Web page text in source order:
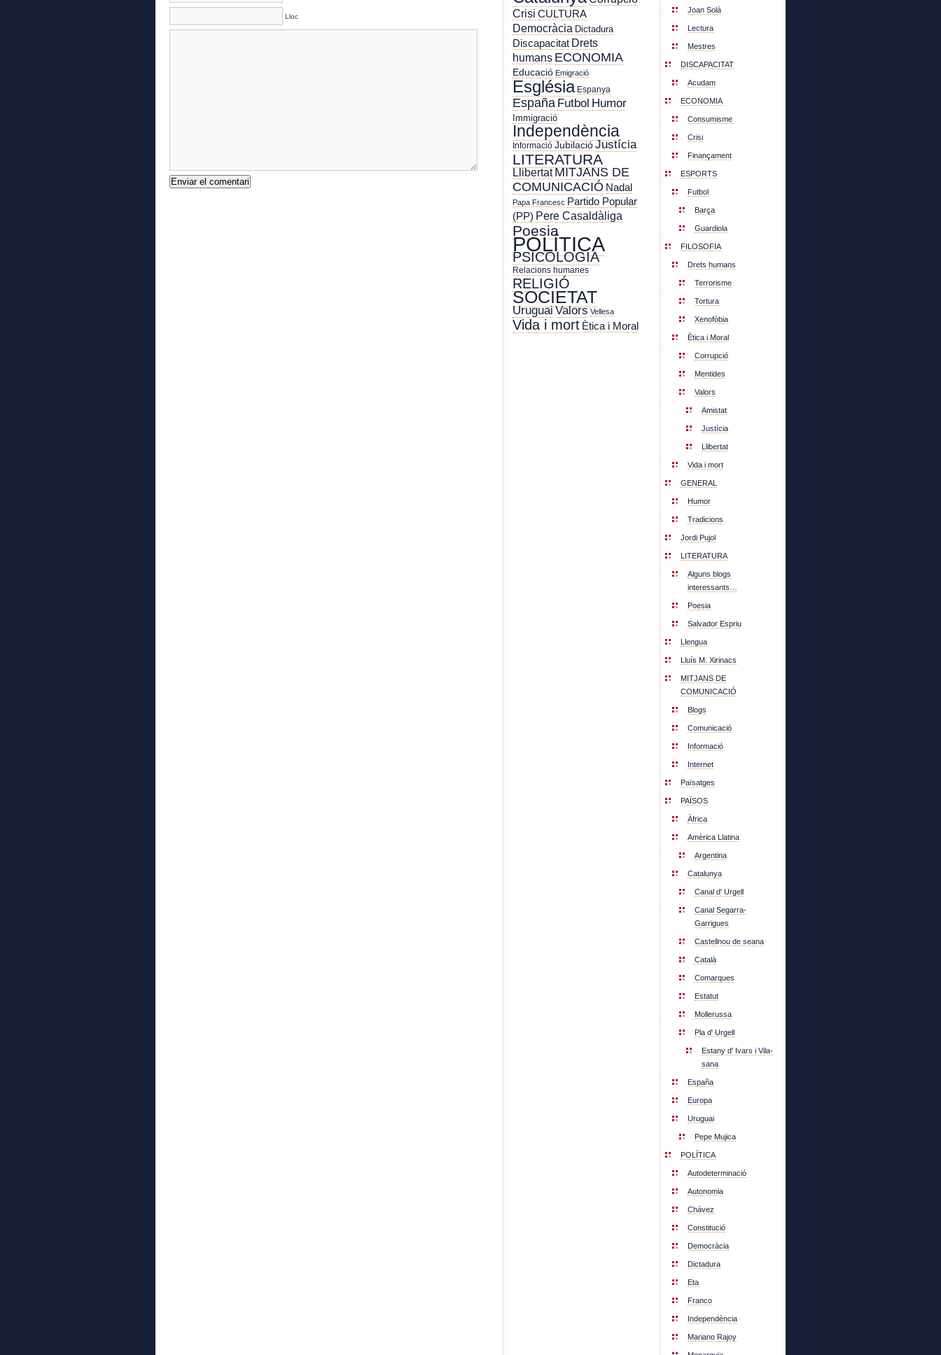
Lloc
Crisi CULTURA
Democràcia Dictadura
Discapacitat Drets
humans ECONOMIA
Educació Emigració
Església Espanya
España Futbol Humor
Immigració
Independència
Informació JubilacióJustícia
LITERATURA
LlibertatMITJANS DE
COMUNICACIÓ Nadal
Papa Francesc Partido Popular
(PP) Pere Casaldàliga
Poesia
POLÍTICA
PSICOLOGIA
Relacions humanes
RELIGIÓ
SOCIETAT
Uruguai Valors Vellesa
Vida i mort Ètica i Moral
Joan Solà
Lectura
Mestres
DISCAPACITAT
Acudam
ECONOMIA
Consumisme
Crisi
Finançament
ESPORTS
Futbol
Barça
Guardiola
FILOSOFIA
Drets humans
Terrorisme
Tortura
Xenofòbia
Ètica i Moral
Corrupció
Mentides
Valors
Amistat
Justícia
Llibertat
Vida i mort
GENERAL
Humor
Tradicions
Jordi Pujol
LITERATURA
Alguns blogs
interessants…
Poesia
Salvador Espriu
Llengua
Lluís M. Xirinacs
MITJANS DE
COMUNICACIÓ
Blogs
Comunicació
Informació
Internet
Païsatges
PAÏSOS
Àfrica
Amèrica Llatina
Argentina
Catalunya
Canal d' Urgell
Canal Segarra-
Garrigues
Castellnou de seana
Català
Comarques
Estatut
Mollerussa
Pla d' Urgell
Estany d' Ivars i Vila-
sana
España
Europa
Uruguai
Pepe Mujica
POLÍTICA
Autodeterminació
Autonomia
Chávez
Constitució
Democràcia
Dictadura
Eta
Franco
Independència
Mariano Rajoy